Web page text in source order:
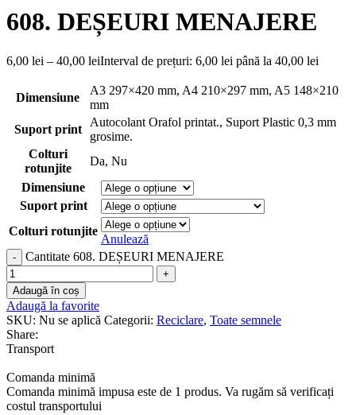
608. DEȘEURI MENAJERE
6,00 lei – 40,00 leiInterval de prețuri: 6,00 lei până la 40,00 lei
Dimensiune
A3 297×420 mm, A4 210×297 mm, A5 148×210
mm
Suport print
Autocolant Orafol printat., Suport Plastic 0,3 mm
grosime.
Colturi
rotunjite
Da, Nu
Dimensiune
Suport print
Colturi rotunjite
Anulează
Cantitate 608. DEȘEURI MENAJERE
Adaugă în coș
Adaugă la favorite
SKU: Nu se aplică Categorii: Reciclare, Toate semnele
Share:
Transport
Comanda minimă
Comanda minimă impusa este de 1 produs. Va rugăm să verificați
costul transportului